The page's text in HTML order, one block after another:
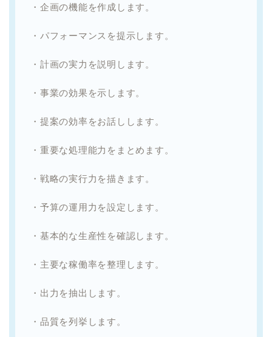
・企画の機能を作成します。
・パフォーマンスを提示します。
・計画の実力を説明します。
・事業の効果を示します。
・提案の効率をお話しします。
・重要な処理能力をまとめます。
・戦略の実行力を描きます。
・予算の運用力を設定します。
・基本的な生産性を確認します。
・主要な稼働率を整理します。
・出力を抽出します。
・品質を列挙します。